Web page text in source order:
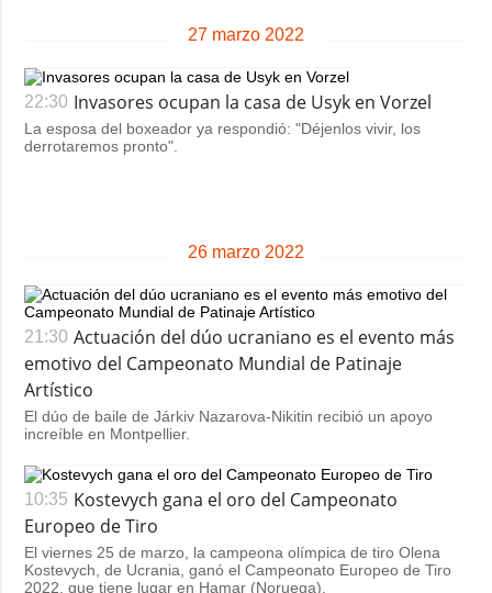
27 marzo 2022
22:30 Invasores ocupan la casa de Usyk en Vorzel
La esposa del boxeador ya respondió: "Déjenlos vivir, los
derrotaremos pronto".
26 marzo 2022
21:30 Actuación del dúo ucraniano es el evento más
emotivo del Campeonato Mundial de Patinaje
Artístico
El dúo de baile de Járkiv Nazarova-Nikitin recibió un apoyo
increíble en Montpellier.
10:35 Kostevych gana el oro del Campeonato
Europeo de Tiro
El viernes 25 de marzo, la campeona olímpica de tiro Olena
Kostevych, de Ucrania, ganó el Campeonato Europeo de Tiro
2022, que tiene lugar en Hamar (Noruega).